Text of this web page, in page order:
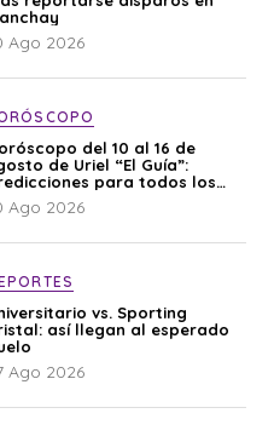
Ago 2026
del 10 al 16 de
de Uriel “El Guía”:
para todos los
del zodiaco aquí
Ago 2026
vs. Sporting
así llegan al esperado
Ago 2026